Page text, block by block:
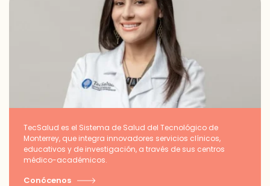
TecSalud es el Sistema de Salud del Tecnológico de
Monterrey, que integra innovadores servicios clínicos,
educativos y de investigación, a través de sus centros
médico-académicos.
Conócenos